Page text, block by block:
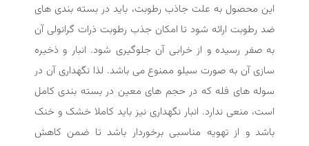
این محصول به علت جاذب رطوبت، باید در بسته بندی های
ضد رطوبت ارائه شود تا امکان جذب رطوبت ذرات گرانولی آن
به صفر رسیده و از خرابی آن جلوگیری شود. انبار و ذخیره
سازی آن به صورت سیلو ممنوع می باشد. لذا نگهداری آن در
سوله های فله که در حجم های معین در بسته بندی کامل
است، منعی ندارد. انبار نگهداری نیز باید کاملا خشک و خنک
باشد و از تهویه مناسبی برخوردار باشد تا ضمن کاهش